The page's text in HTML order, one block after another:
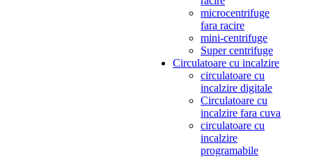
microcentrifuge
fara racire
mini-centrifuge
Super centrifuge
Circulatoare cu incalzire
circulatoare cu
incalzire digitale
Circulatoare cu
incalzire fara cuva
circulatoare cu
incalzire
programabile